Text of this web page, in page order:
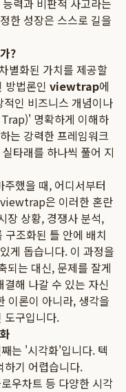
력과 비판적 사고라는
한 성장은 스스로 길을
?
별화된 가치를 제공할
방법론인 viewtrap에
인 비즈니스 개념이나
명확하게 이해하
는 강력한 프레임워크
타래를 하나씩 풀어 지
했을 때, 어디서부터
은 이러한 혼란
장 상황, 경쟁사 분석,
조화된 틀 안에 배치
게 돕습니다. 이 과정을
되는 대신, 문제를 잘게
해 나갈 수 있는 자신
이론이 아니라, 생각을
도구입니다.
는 '시각화'입니다. 텍
하기 어렵습니다.
우차트 등 다양한 시각